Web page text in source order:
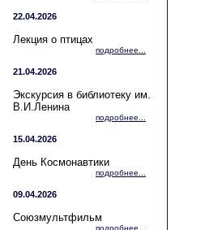
22.04.2026
Лекция о птицах
подробнее...
21.04.2026
Экскурсия в библиотеку им.
В.И.Ленина
подробнее...
15.04.2026
День Космонавтики
подробнее...
09.04.2026
Союзмультфильм
подробнее...